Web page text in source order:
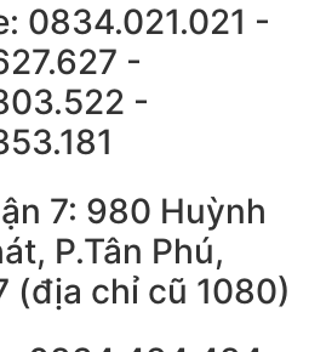
0834.021.021 -
-
-
7: 980 Huỳnh
P.Tân Phú,
(địa chỉ cũ 1080)